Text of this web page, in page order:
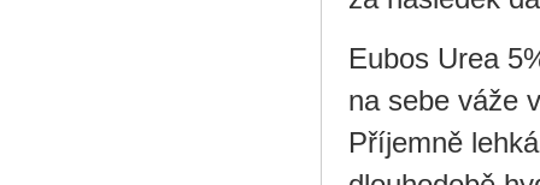
Eubos Urea
na sebe váže
Příjemně